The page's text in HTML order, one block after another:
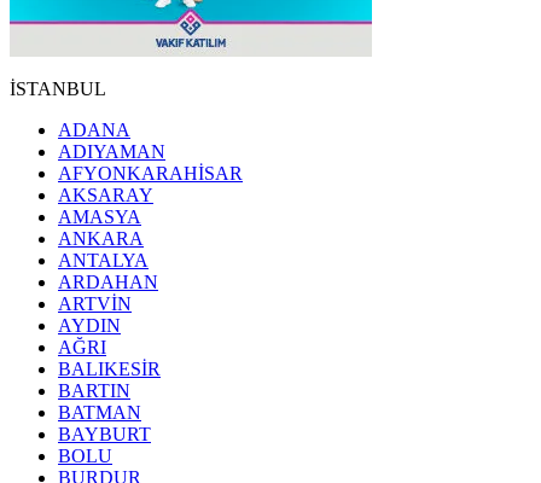
İSTANBUL
ADANA
ADIYAMAN
AFYONKARAHİSAR
AKSARAY
AMASYA
ANKARA
ANTALYA
ARDAHAN
ARTVİN
AYDIN
AĞRI
BALIKESİR
BARTIN
BATMAN
BAYBURT
BOLU
BURDUR